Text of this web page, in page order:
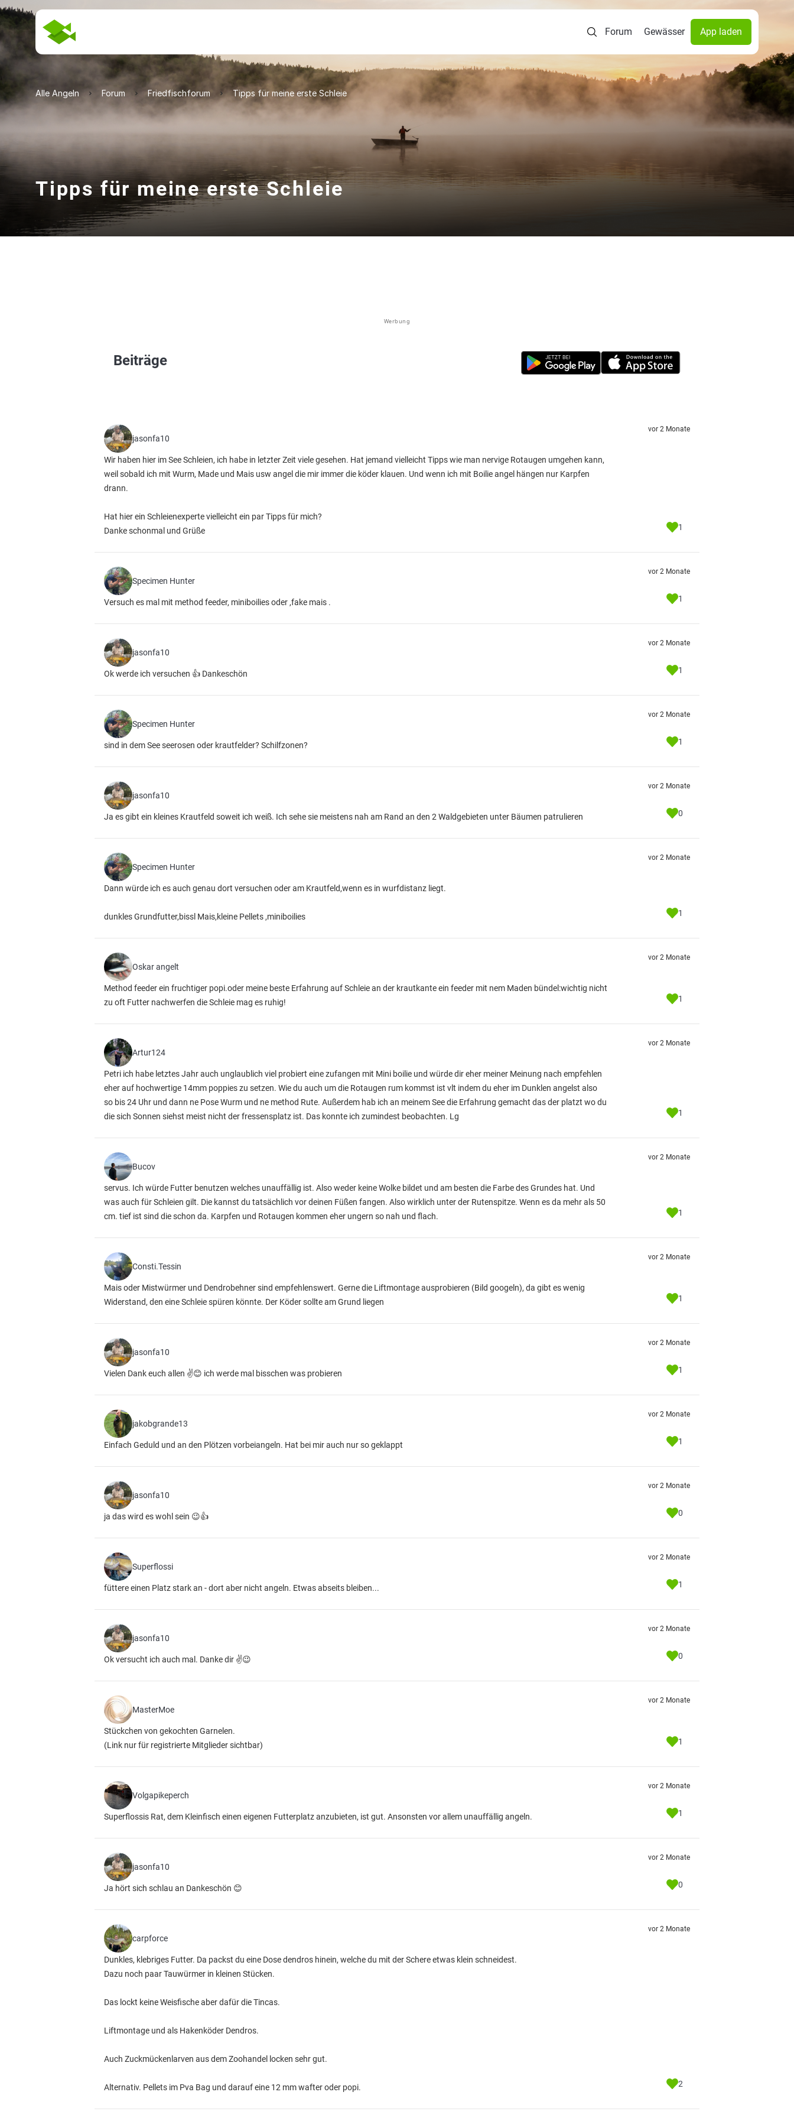
Forum Gewässer App laden
Alle Angeln Forum Friedfischforum Tipps für meine erste Schleie
Tipps für meine erste Schleie
Werbung
Beiträge
jasonfa10
Wir haben hier im See Schleien, ich habe in letzter Zeit viele gesehen. Hat jemand vielleicht Tipps wie man nervige Rotaugen umgehen kann,
weil sobald ich mit Wurm, Made und Mais usw angel die mir immer die köder klauen. Und wenn ich mit Boilie angel hängen nur Karpfen
drann.
Hat hier ein Schleienexperte vielleicht ein par Tipps für mich?
Danke schonmal und Grüße
vor 2 Monate
1
Specimen Hunter
Versuch es mal mit method feeder, miniboilies oder ,fake mais .
vor 2 Monate
1
jasonfa10
Ok werde ich versuchen 👍 Dankeschön
vor 2 Monate
1
Specimen Hunter
sind in dem See seerosen oder krautfelder? Schilfzonen?
vor 2 Monate
1
jasonfa10
Ja es gibt ein kleines Krautfeld soweit ich weiß. Ich sehe sie meistens nah am Rand an den 2 Waldgebieten unter Bäumen patrulieren
vor 2 Monate
0
Specimen Hunter
Dann würde ich es auch genau dort versuchen oder am Krautfeld,wenn es in wurfdistanz liegt.
dunkles Grundfutter,bissl Mais,kleine Pellets ,miniboilies
vor 2 Monate
1
Oskar angelt
Method feeder ein fruchtiger popi.oder meine beste Erfahrung auf Schleie an der krautkante ein feeder mit nem Maden bündel:wichtig nicht
zu oft Futter nachwerfen die Schleie mag es ruhig!
vor 2 Monate
1
Artur124
Petri ich habe letztes Jahr auch unglaublich viel probiert eine zufangen mit Mini boilie und würde dir eher meiner Meinung nach empfehlen
eher auf hochwertige 14mm poppies zu setzen. Wie du auch um die Rotaugen rum kommst ist vlt indem du eher im Dunklen angelst also
so bis 24 Uhr und dann ne Pose Wurm und ne method Rute. Außerdem hab ich an meinem See die Erfahrung gemacht das der platzt wo du
die sich Sonnen siehst meist nicht der fressensplatz ist. Das konnte ich zumindest beobachten. Lg
vor 2 Monate
1
Bucov
servus. Ich würde Futter benutzen welches unauffällig ist. Also weder keine Wolke bildet und am besten die Farbe des Grundes hat. Und
was auch für Schleien gilt. Die kannst du tatsächlich vor deinen Füßen fangen. Also wirklich unter der Rutenspitze. Wenn es da mehr als 50
cm. tief ist sind die schon da. Karpfen und Rotaugen kommen eher ungern so nah und flach.
vor 2 Monate
1
Consti.Tessin
Mais oder Mistwürmer und Dendrobehner sind empfehlenswert. Gerne die Liftmontage ausprobieren (Bild googeln), da gibt es wenig
Widerstand, den eine Schleie spüren könnte. Der Köder sollte am Grund liegen
vor 2 Monate
1
jasonfa10
Vielen Dank euch allen ✌️😊 ich werde mal bisschen was probieren
vor 2 Monate
1
jakobgrande13
Einfach Geduld und an den Plötzen vorbeiangeln. Hat bei mir auch nur so geklappt
vor 2 Monate
1
jasonfa10
ja das wird es wohl sein 😉👍
vor 2 Monate
0
Superflossi
füttere einen Platz stark an - dort aber nicht angeln. Etwas abseits bleiben...
vor 2 Monate
1
jasonfa10
Ok versucht ich auch mal. Danke dir ✌️😉
vor 2 Monate
0
MasterMoe
Stückchen von gekochten Garnelen.
(Link nur für registrierte Mitglieder sichtbar)
vor 2 Monate
1
Volgapikeperch
Superflossis Rat, dem Kleinfisch einen eigenen Futterplatz anzubieten, ist gut. Ansonsten vor allem unauffällig angeln.
vor 2 Monate
1
jasonfa10
Ja hört sich schlau an Dankeschön 😊
vor 2 Monate
0
carpforce
Dunkles, klebriges Futter. Da packst du eine Dose dendros hinein, welche du mit der Schere etwas klein schneidest.
Dazu noch paar Tauwürmer in kleinen Stücken.
Das lockt keine Weisfische aber dafür die Tincas.
Liftmontage und als Hakenköder Dendros.
Auch Zuckmückenlarven aus dem Zoohandel locken sehr gut.
Alternativ. Pellets im Pva Bag und darauf eine 12 mm wafter oder popi.
vor 2 Monate
2